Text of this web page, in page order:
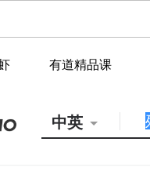
有道精品课
中英